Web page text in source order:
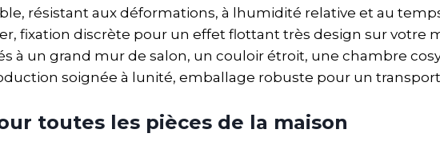
résistant aux déformations, à lhumidité relative et au
fixation discrète pour un effet flottant très design sur votre
à un grand mur de salon, un couloir étroit, une chambre
soignée à lunité, emballage robuste pour un transport
toutes les pièces de la maison